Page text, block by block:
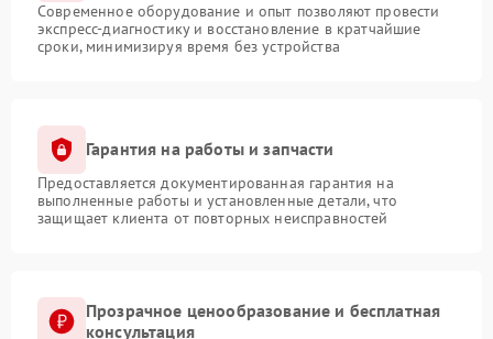
Современное оборудование и опыт позволяют провести
экспресс-диагностику и восстановление в кратчайшие
сроки, минимизируя время без устройства
Гарантия на работы и запчасти
Предоставляется документированная гарантия на
выполненные работы и установленные детали, что
защищает клиента от повторных неисправностей
Прозрачное ценообразование и бесплатная
консультация